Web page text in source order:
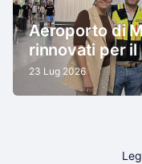
Aeroporto di
rinnovati per
23 Lug 2026